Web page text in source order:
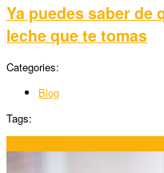
Ya puedes saber de
leche que te tomas
Categories:
Blog
Tags: